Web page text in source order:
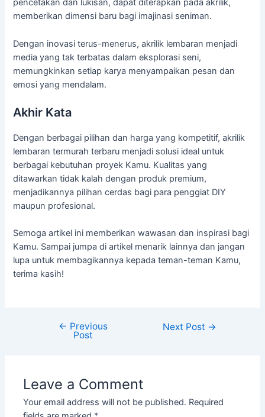
pencetakan dan lukisan, dapat diterapkan pada akrilik,
memberikan dimensi baru bagi imajinasi seniman.
Dengan inovasi terus-menerus, akrilik lembaran menjadi
media yang tak terbatas dalam eksplorasi seni,
memungkinkan setiap karya menyampaikan pesan dan
emosi yang mendalam.
Akhir Kata
Dengan berbagai pilihan dan harga yang kompetitif, akrilik
lembaran termurah terbaru menjadi solusi ideal untuk
berbagai kebutuhan proyek Kamu. Kualitas yang
ditawarkan tidak kalah dengan produk premium,
menjadikannya pilihan cerdas bagi para penggiat DIY
maupun profesional.
Semoga artikel ini memberikan wawasan dan inspirasi bagi
Kamu. Sampai jumpa di artikel menarik lainnya dan jangan
lupa untuk membagikannya kepada teman-teman Kamu,
terima kasih!
← Previous
Post
Next Post →
Leave a Comment
Your email address will not be published. Required